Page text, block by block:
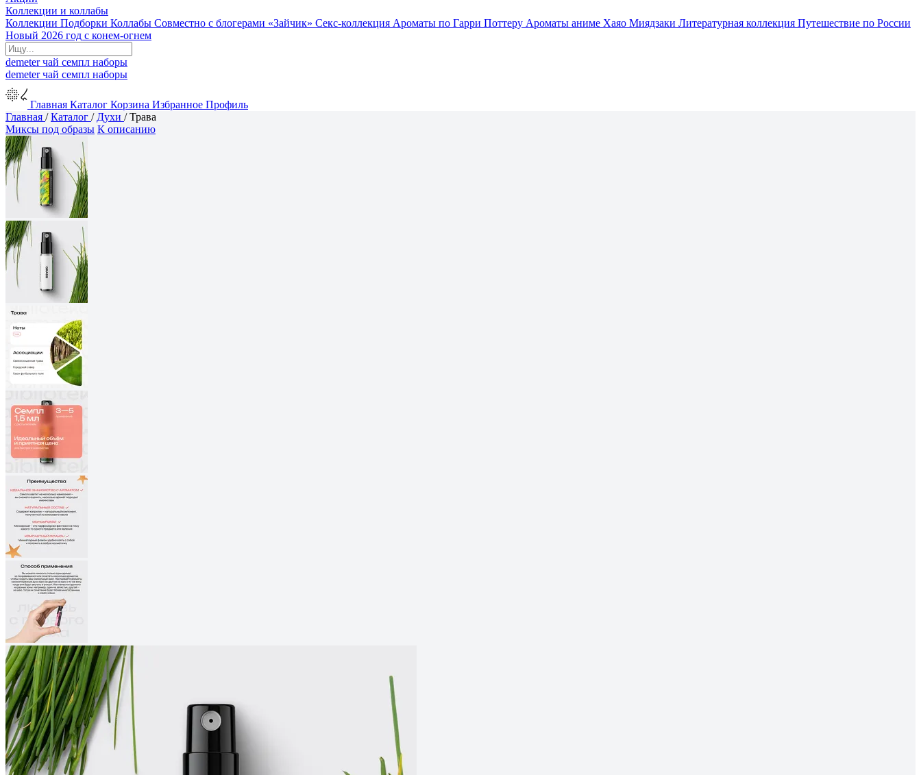
Коллекции и коллабы
Коллекции Подборки Коллабы Совместно с блогерами «Зайчик» Секс-коллекция Ароматы по Гарри Поттеру Ароматы аниме Хаяо Миядзаки Литературная коллекция Путешествие по России
Новый 2026 год с конем-огнем
demeterчай семпл наборы
demeterчай семпл наборы
Главная Каталог Корзина Избранное Профиль
Главная /Каталог / Духи /Трава
Миксы под образы К описанию